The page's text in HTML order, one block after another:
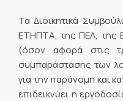
Τα Διοικητικά
ΕΤΗΠΤΑ, της ΠΕΛ, της
(όσον αφορά στις
συμπαράστασης των
για την παράνομη και
επιδεικνύει η